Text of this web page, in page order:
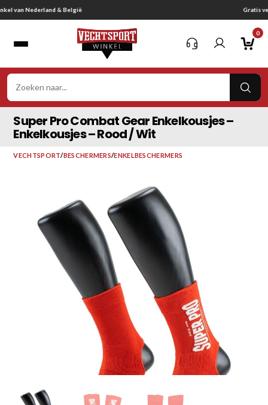
Ga
naar
0
Super Pro Combat Gear Enkelkousjes –
Enkelkousjes – Rood / Wit
VECHTSPORT/BESCHERMERS/ENKELBESCHERMERS